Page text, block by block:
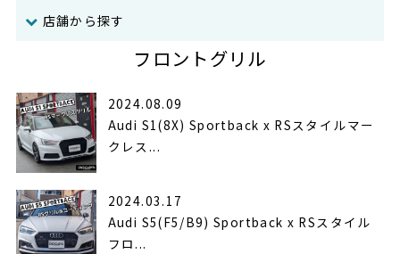
店舗から探す
フロントグリル
2024.08.09
Audi S1(8X) Sportback x RSスタイルマー
クレス...
2024.03.17
Audi S5(F5/B9) Sportback x RSスタイル
フロ...